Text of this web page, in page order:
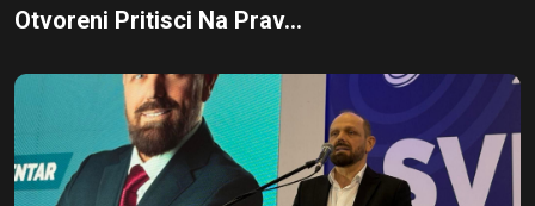
Otvoreni Pritisci Na Prav...